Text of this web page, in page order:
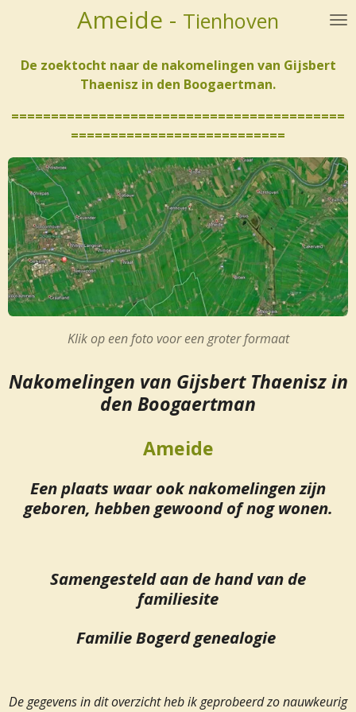
de
hoofdinhoud
Ameide - Tienhoven
De zoektocht naar de nakomelingen van Gijsbert
Thaenisz in den Boogaertman.
==========================================
===========================
Klik op een foto voor een groter formaat
Nakomelingen van Gijsbert Thaenisz in
den Boogaertman
Ameide
Een plaats waar ook nakomelingen zijn
geboren, hebben gewoond of nog wonen.
Samengesteld aan de hand van de
familiesite
Familie Bogerd genealogie
De gegevens in dit overzicht heb ik geprobeerd zo nauwkeurig